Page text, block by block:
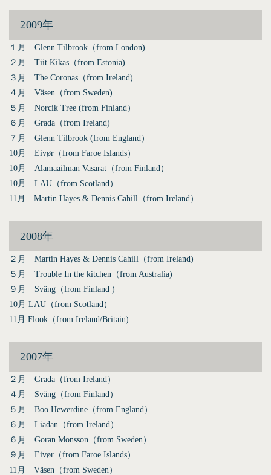
2009年
１月 Glenn Tilbrook（from London)
２月 Tiit Kikas（from Estonia)
３月 The Coronas（from Ireland)
４月 Väsen（from Sweden)
５月 Norcik Tree (from Finland）
６月 Grada（from Ireland)
７月 Glenn Tilbrook (from England）
10月 Eivør（from Faroe Islands）
10月 Alamaailman Vasarat（from Finland）
10月 LAU（from Scotland）
11月 Martin Hayes & Dennis Cahill（from Ireland）
2008年
２月 Martin Hayes & Dennis Cahill（from Ireland)
５月 Trouble In the kitchen（from Australia)
９月 Sväng（from Finland )
10月 LAU（from Scotland）
11月 Flook（from Ireland/Britain)
2007年
２月 Grada（from Ireland）
４月 Sväng（from Finland）
５月 Boo Hewerdine（from England）
６月 Liadan（from Ireland）
６月 Goran Monsson（from Sweden）
９月 Eivør（from Faroe Islands）
11月 Väsen（from Sweden）